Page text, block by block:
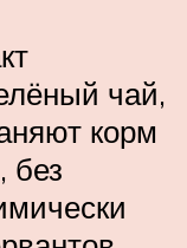
чай,
корм
без